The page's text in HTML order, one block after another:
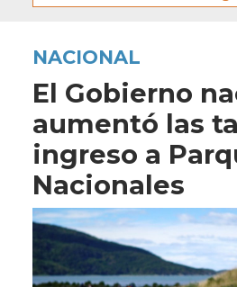
NACIONAL
El Gobierno
aumentó las
ingreso a
Nacionales